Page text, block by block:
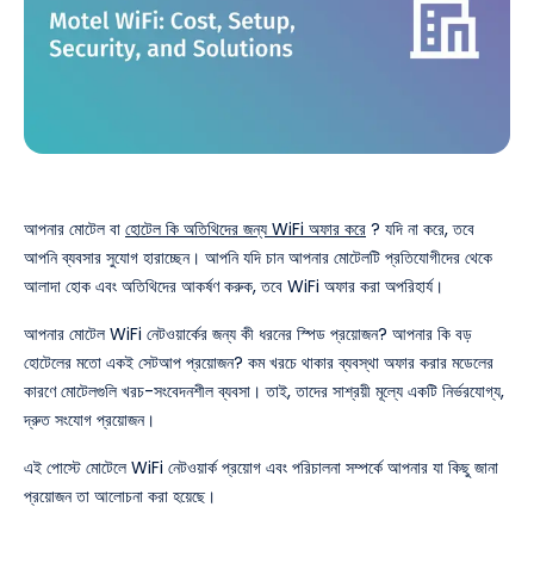
আপনার মোটেল বা হোটেল কি অতিথিদের জন্য WiFi অফার করে ? যদি না করে, তবে
আপনি ব্যবসার সুযোগ হারাচ্ছেন। আপনি যদি চান আপনার মোটেলটি প্রতিযোগীদের থেকে
আলাদা হোক এবং অতিথিদের আকর্ষণ করুক, তবে WiFi অফার করা অপরিহার্য।
আপনার মোটেল WiFi নেটওয়ার্কের জন্য কী ধরনের স্পিড প্রয়োজন? আপনার কি বড়
হোটেলের মতো একই সেটআপ প্রয়োজন? কম খরচে থাকার ব্যবস্থা অফার করার মডেলের
কারণে মোটেলগুলি খরচ-সংবেদনশীল ব্যবসা। তাই, তাদের সাশ্রয়ী মূল্যে একটি নির্ভরযোগ্য,
দ্রুত সংযোগ প্রয়োজন।
এই পোস্টে মোটেলে WiFi নেটওয়ার্ক প্রয়োগ এবং পরিচালনা সম্পর্কে আপনার যা কিছু জানা
প্রয়োজন তা আলোচনা করা হয়েছে।